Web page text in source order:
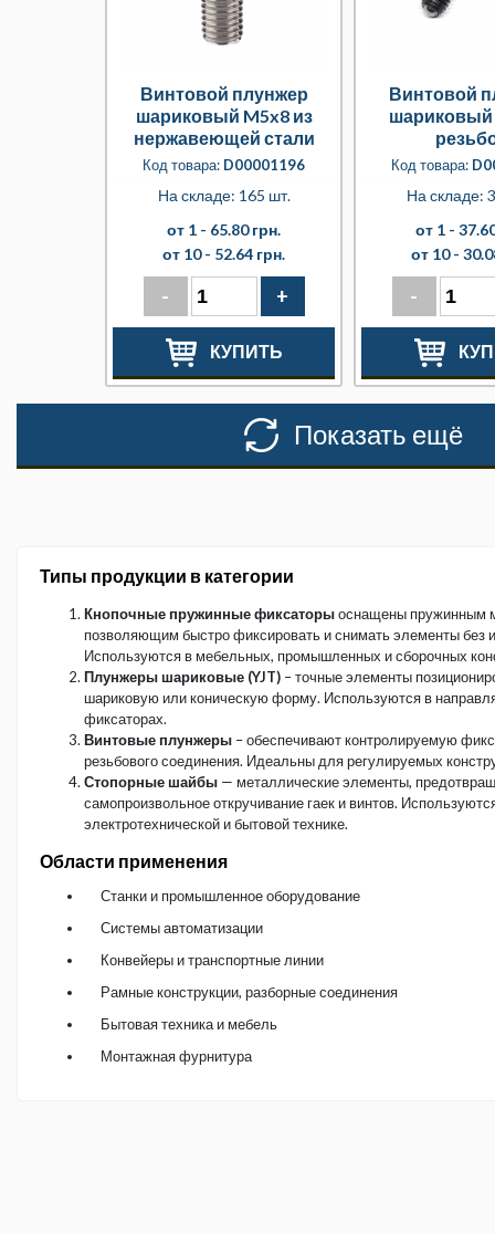
Винтовой плунжер
шариковый M5x8 из
нержавеющей стали
Код товара: D00001196
На складе: 165 шт.
от 1 - 65.80 грн.
от 10 - 52.64 грн.
- +
КУПИТЬ
Винтовой
шариковый
Код товара:
На складе:
от 1 -
от 10 -
-
Показать ещё
Типы продукции в категории
Кнопочные пружинные фиксаторыоснащены пружинным
позволяющим быстро фиксировать и снимать элементы без
Используются в мебельных, промышленных и сборочных
Плунжеры шариковые (YJT) – точные элементы
шариковую или коническую форму. Используются в
фиксаторах.
Винтовые плунжеры – обеспечивают контролируемую
резьбового соединения. Идеальны для регулируемых
Стопорные шайбы — металлические элементы,
самопроизвольное откручивание гаек и винтов.
электротехнической и бытовой технике.
Области применения
Станки и промышленное оборудование
Системы автоматизации
Конвейеры и транспортные линии
Рамные конструкции, разборные соединения
Бытовая техника и мебель
Монтажная фурнитура